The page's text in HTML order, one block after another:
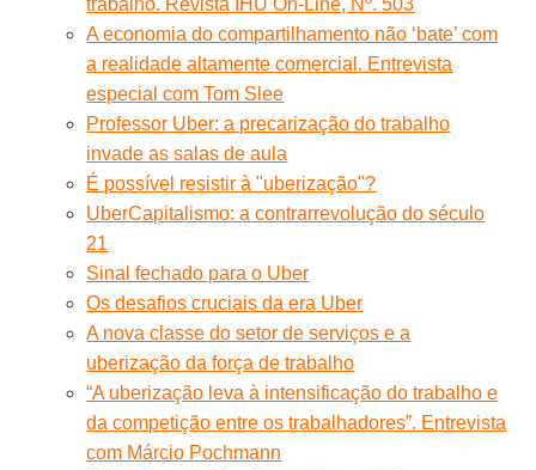
A economia do compartilhamento não ‘bate’ com
a realidade altamente comercial. Entrevista
especial com Tom Slee
Professor Uber: a precarização do trabalho
invade as salas de aula
É possível resistir à "uberização"?
UberCapitalismo: a contrarrevolução do século
21
Sinal fechado para o Uber
Os desafios cruciais da era Uber
A nova classe do setor de serviços e a
uberização da força de trabalho
“A uberização leva à intensificação do trabalho e
da competição entre os trabalhadores”. Entrevista
com Márcio Pochmann